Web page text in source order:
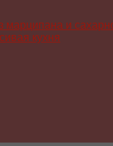
марципана и
кухня